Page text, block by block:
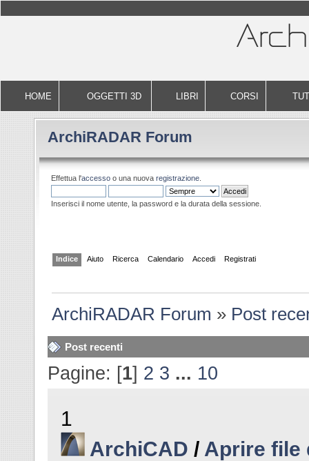
HOME OGGETTI 3D LIBRI CORSI
ArchiRADAR Forum
Effettua l'accesso o una nuova registrazione.
Inserisci il nome utente, la password e la durata della sessione.
Indice Aiuto Ricerca Calendario Accedi Registrati
ArchiRADAR Forum » Post
Post recenti
Pagine: [1] 2 3 ... 10
1
ArchiCAD / Aprire file